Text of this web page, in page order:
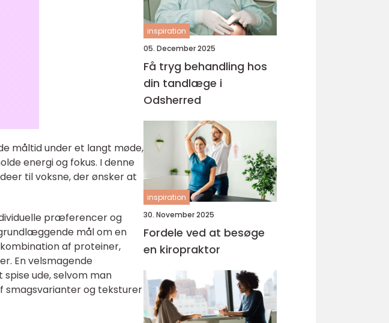
måltid under et langt møde,
energi og fokus. I denne
til voksne, der ønsker at
præferencer og
mål om en
af proteiner,
En velsmagende
ude, selvom man
smagsvarianter og teksturer
inspiration
05. December 2025
Få tryg behandling hos
din tandlæge i
Odsherred
inspiration
30. November 2025
Fordele ved at besøge
en kiropraktor